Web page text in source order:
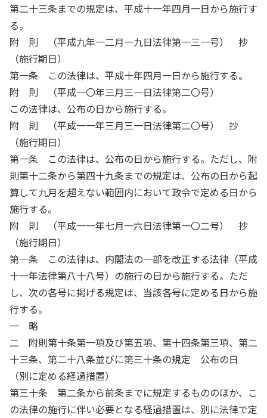
第二十三条までの規定は、平成十一年四月一日から施行す
る。
附 則 （平成九年一二月一九日法律第一三一号） 抄
（施行期日）
第一条 この法律は、平成十年四月一日から施行する。
附 則 （平成一〇年三月三一日法律第二〇号）
この法律は、公布の日から施行する。
附 則 （平成一一年三月三一日法律第二〇号） 抄
（施行期日）
第一条 この法律は、公布の日から施行する。ただし、附
則第十二条から第四十九条までの規定は、公布の日から起
算して九月を超えない範囲内において政令で定める日から
施行する。
附 則 （平成一一年七月一六日法律第一〇二号） 抄
（施行期日）
第一条 この法律は、内閣法の一部を改正する法律（平成
十一年法律第八十八号）の施行の日から施行する。ただ
し、次の各号に掲げる規定は、当該各号に定める日から施
行する。
一 略
二 附則第十条第一項及び第五項、第十四条第三項、第二
十三条、第二十八条並びに第三十条の規定 公布の日
（別に定める経過措置）
第三十条 第二条から前条までに規定するもののほか、こ
の法律の施行に伴い必要となる経過措置は、別に法律で定